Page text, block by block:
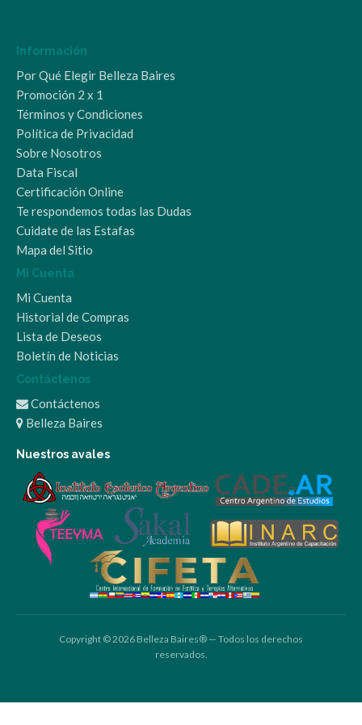
Información
Por Qué Elegir Belleza Baires
Promoción 2 x 1
Términos y Condiciones
Política de Privacidad
Sobre Nosotros
Data Fiscal
Certificación Online
Te respondemos todas las Dudas
Cuidate de las Estafas
Mapa del Sitio
Mi Cuenta
Mi Cuenta
Historial de Compras
Lista de Deseos
Boletín de Noticias
Contáctenos
Contáctenos
Belleza Baires
Nuestros avales
Copyright © 2026 Belleza Baires® — Todos los derechos
reservados.